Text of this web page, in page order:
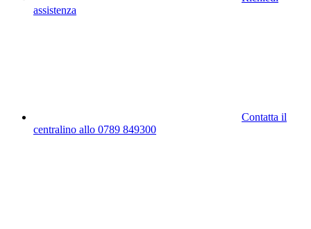
assistenza
Contatta il
centralino allo 0789 849300